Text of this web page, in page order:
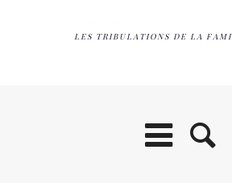
LES TRIBULATIONS DE LA